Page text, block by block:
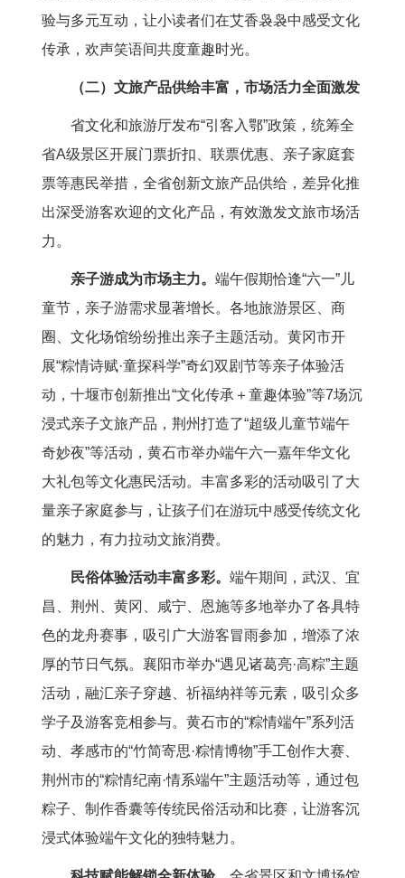
验与多元互动，让小读者们在艾香袅袅中感受文化
传承，欢声笑语间共度童趣时光。
（二）文旅产品供给丰富，市场活力全面激发
省文化和旅游厅发布“引客入鄂”政策，统筹全
省A级景区开展门票折扣、联票优惠、亲子家庭套
票等惠民举措，全省创新文旅产品供给，差异化推
出深受游客欢迎的文化产品，有效激发文旅市场活
力。
亲子游成为市场主力。 端午假期恰逢“六一”儿
童节，亲子游需求显著增长。各地旅游景区、商
圈、文化场馆纷纷推出亲子主题活动。黄冈市开
展“粽情诗赋·童探科学”奇幻双剧节等亲子体验活
动，十堰市创新推出“文化传承＋童趣体验”等7场沉
浸式亲子文旅产品，荆州打造了“超级儿童节端午
奇妙夜”等活动，黄石市举办端午六一嘉年华文化
大礼包等文化惠民活动。丰富多彩的活动吸引了大
量亲子家庭参与，让孩子们在游玩中感受传统文化
的魅力，有力拉动文旅消费。
民俗体验活动丰富多彩。 端午期间，武汉、宜
昌、荆州、黄冈、咸宁、恩施等多地举办了各具特
色的龙舟赛事，吸引广大游客冒雨参加，增添了浓
厚的节日气氛。襄阳市举办“遇见诸葛亮·高粽”主题
活动，融汇亲子穿越、祈福纳祥等元素，吸引众多
学子及游客竞相参与。黄石市的“粽情端午”系列活
动、孝感市的“竹简寄思·粽情博物”手工创作大赛、
荆州市的“粽情纪南·情系端午”主题活动等，通过包
粽子、制作香囊等传统民俗活动和比赛，让游客沉
浸式体验端午文化的独特魅力。